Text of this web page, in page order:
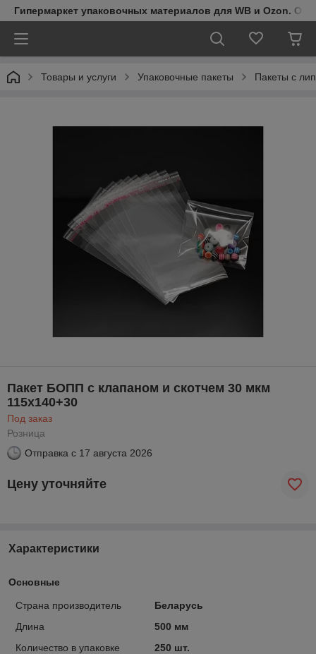
Гипермаркет упаковочных материалов для WB и Ozon.
Товары и услуги Упаковочные пакеты Пакеты с
Пакет БОПП с клапаном и скотчем 30 мкм
115х140+30
Под заказ
Розница
Отправка с 17 августа 2026
Цену уточняйте
Характеристики
Основные
Страна производитель
Беларусь
Длина
500 мм
Количество в упаковке
250 шт.